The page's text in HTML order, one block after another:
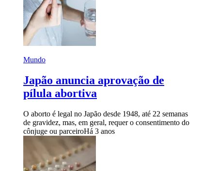
Mundo
Japão anuncia aprovação de
pílula abortiva
O aborto é legal no Japão desde 1948, até 22 semanas
de gravidez, mas, em geral, requer o consentimento do
cônjuge ou parceiroHá 3 anos